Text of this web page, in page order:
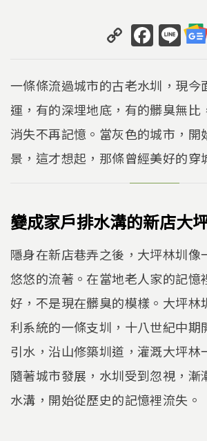
C
o
p
y
Li
n
k
F
a
c
e
b
o
o
k
Li
n
e
一條條流過城市的古老水圳，現今
運，有的深埋地底，有的髒臭無比
消失不再記憶。當灰色的城市，開
景，這才想起，那條曾經美好的穿
變成家戶排水溝的新店大
隱身在新店巷弄之後，大坪林圳像
悠悠的流著。在當地老人家的記憶
好，不是現在髒臭的模樣。大坪林
利系統的一條支圳，十八世紀中期
引水，沿山修築圳道，灌溉大坪林
隨著城市發展，水圳受到忽視，漸
水溝，開始從歷史的記憶裡流失。